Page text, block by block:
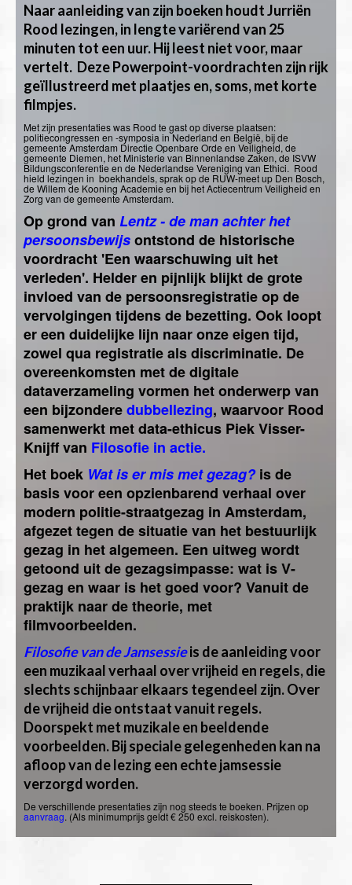
Naar aanleiding van zijn boeken houdt Jurriën
Rood lezingen, in lengte variërend van 25
minuten tot een uur. Hij leest niet voor, maar
vertelt. DezePowerpoint-voordrachten zijn rijk
geïllustreerd met plaatjes en, soms, met korte
filmpjes.
Met zijn presentaties was Rood te gast op diverse plaatsen:
politiecongressen en -symposia in Nederland en België, bij de
gemeente Amsterdam Directie Openbare Orde en Veiligheid, de
gemeente Diemen, het Ministerie van Binnenlandse Zaken, de ISVW
Bildungsconferentie en de Nederlandse Vereniging van Ethici. Rood
hield lezingen in boekhandels, sprak op de RUW-meet up Den Bosch,
de Willem de Kooning Academie en bij het Actiecentrum Veiligheid en
Zorg van de gemeente Amsterdam.
Op grond van Lentz - de man achter het
persoonsbewijsontstond de historische
voordracht 'Een waarschuwing uit het
verleden'. Helder en pijnlijk blijkt de grote
invloed van de persoonsregistratie op de
vervolgingen tijdens de bezetting. Ook loopt
er een duidelijke lijn naar onze eigen tijd,
zowel qua registratie als discriminatie. De
overeenkomsten met de digitale
dataverzameling vormen het onderwerp van
een bijzonderedubbellezing, waarvoor Rood
samenwerkt metdata-ethicus Piek Visser-
Knijff van Filosofie in actie.
Het boek Wat is er mis met gezag? is de
basis voor een opzienbarend verhaal over
modern politie-straatgezag in Amsterdam,
afgezet tegen de situatie van het bestuurlijk
gezag in het algemeen. Een uitweg wordt
getoond uit de gezagsimpasse: wat is V-
gezag en waar is het goed voor? Vanuit de
praktijk naar de theorie, met
filmvoorbeelden.
Filosofie van de Jamsessieis de aanleiding voor
een muzikaal verhaal over vrijheid en regels, die
slechts schijnbaar elkaars tegendeel zijn. Over
de vrijheid die ontstaat vanuit regels.
Doorspekt met muzikale en beeldende
voorbeelden. Bij speciale gelegenheden kan na
afloop van de lezing een echte jamsessie
verzorgd worden.
De verschillende presentaties zijn nog steeds te boeken. Prijzen op
aanvraag. (Als minimumprijs geldt € 250 excl. reiskosten).